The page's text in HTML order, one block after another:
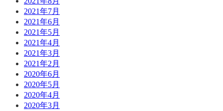
2021年7月
2021年6月
2021年5月
2021年4月
2021年3月
2021年2月
2020年6月
2020年5月
2020年4月
2020年3月